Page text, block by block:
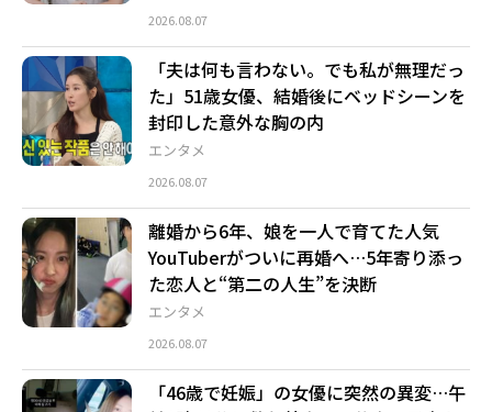
2026.08.07
エンタメ
「夫は何も言わない。でも私が無理だっ
た」51歳女優、結婚後にベッドシーンを
封印した意外な胸の内
2026.08.07
エンタメ
離婚から6年、娘を一人で育てた人気
YouTuberがついに再婚へ…5年寄り添っ
た恋人と“第二の人生”を決断
2026.08.07
「46歳で妊娠」の女優に突然の異変…午